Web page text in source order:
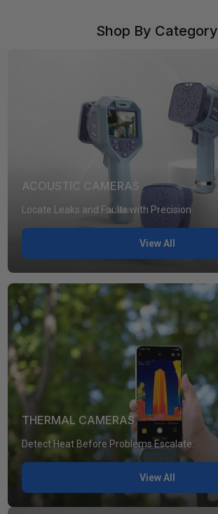
Shop By Category
ACOUSTIC CAMERAS
Locate Leaks and Faults with Precision.
View All
THERMAL CAMERAS
Detect Heat Before Problems Escalate.
View All